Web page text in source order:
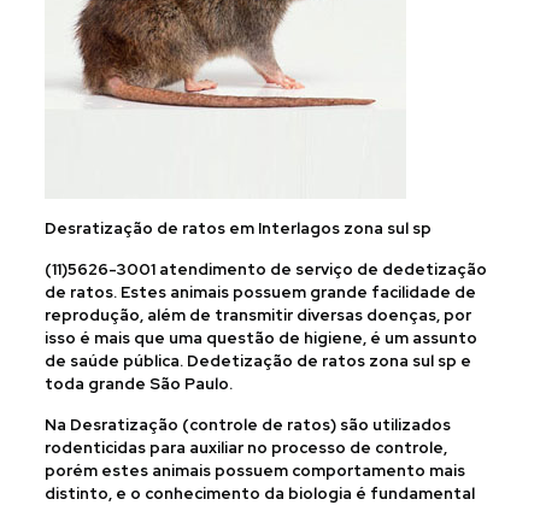
Desratização de ratos em Interlagos zona sul sp
(11)5626-3001 atendimento de serviço de dedetização
de ratos. Estes animais possuem grande facilidade de
reprodução, além de transmitir diversas doenças, por
isso é mais que uma questão de higiene, é um assunto
de saúde pública. Dedetização de ratos zona sul sp e
toda grande São Paulo.
Na Desratização (controle de ratos) são utilizados
rodenticidas para auxiliar no processo de controle,
porém estes animais possuem comportamento mais
distinto, e o conhecimento da biologia é fundamental